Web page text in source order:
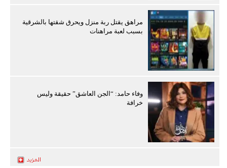
مراهق يقتل ربة منزل ويحرق شقتها بالشرقية
بسبب لعبة مراهنات
وفاء حامد: “الجن العاشق” حقيقة وليس
خرافة